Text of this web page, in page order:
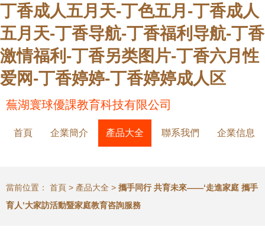
丁香成人五月天-丁色五月-丁香成人
五月天-丁香导航-丁香福利导航-丁香
激情福利-丁香另类图片-丁香六月性
爱网-丁香婷婷-丁香婷婷成人区
蕪湖寰球優課教育科技有限公司
首頁 企業簡介 產品大全 聯系我們 企業信息
當前位置： 首頁 > 產品大全 > 攜手同行 共育未來——‘走進家庭 攜手
育人’大家訪活動暨家庭教育咨詢服務